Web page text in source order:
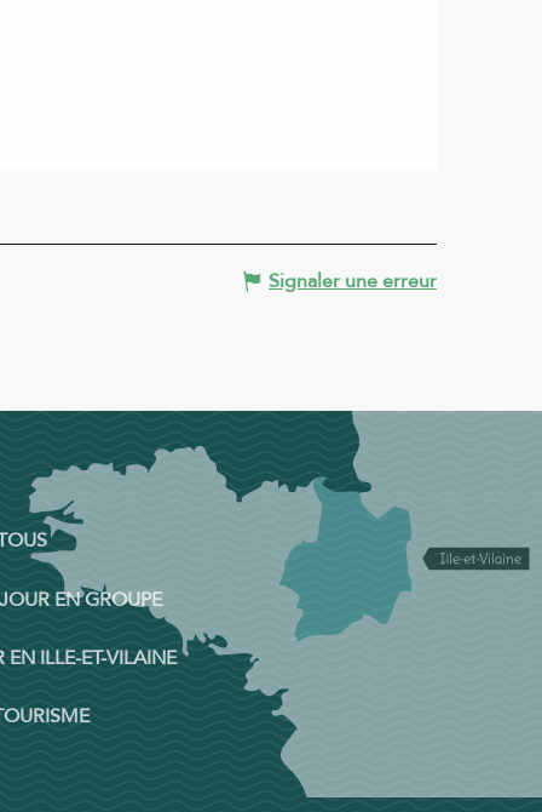
Signaler une erreur
EN GROUPE
EN ILLE-ET-VILAINE